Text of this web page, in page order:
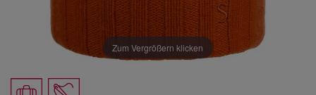
Zum Vergrößern klicken